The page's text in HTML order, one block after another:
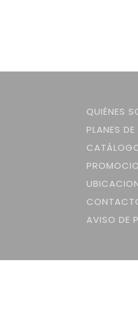
QUIÉNES
PLANES
AVISO DE